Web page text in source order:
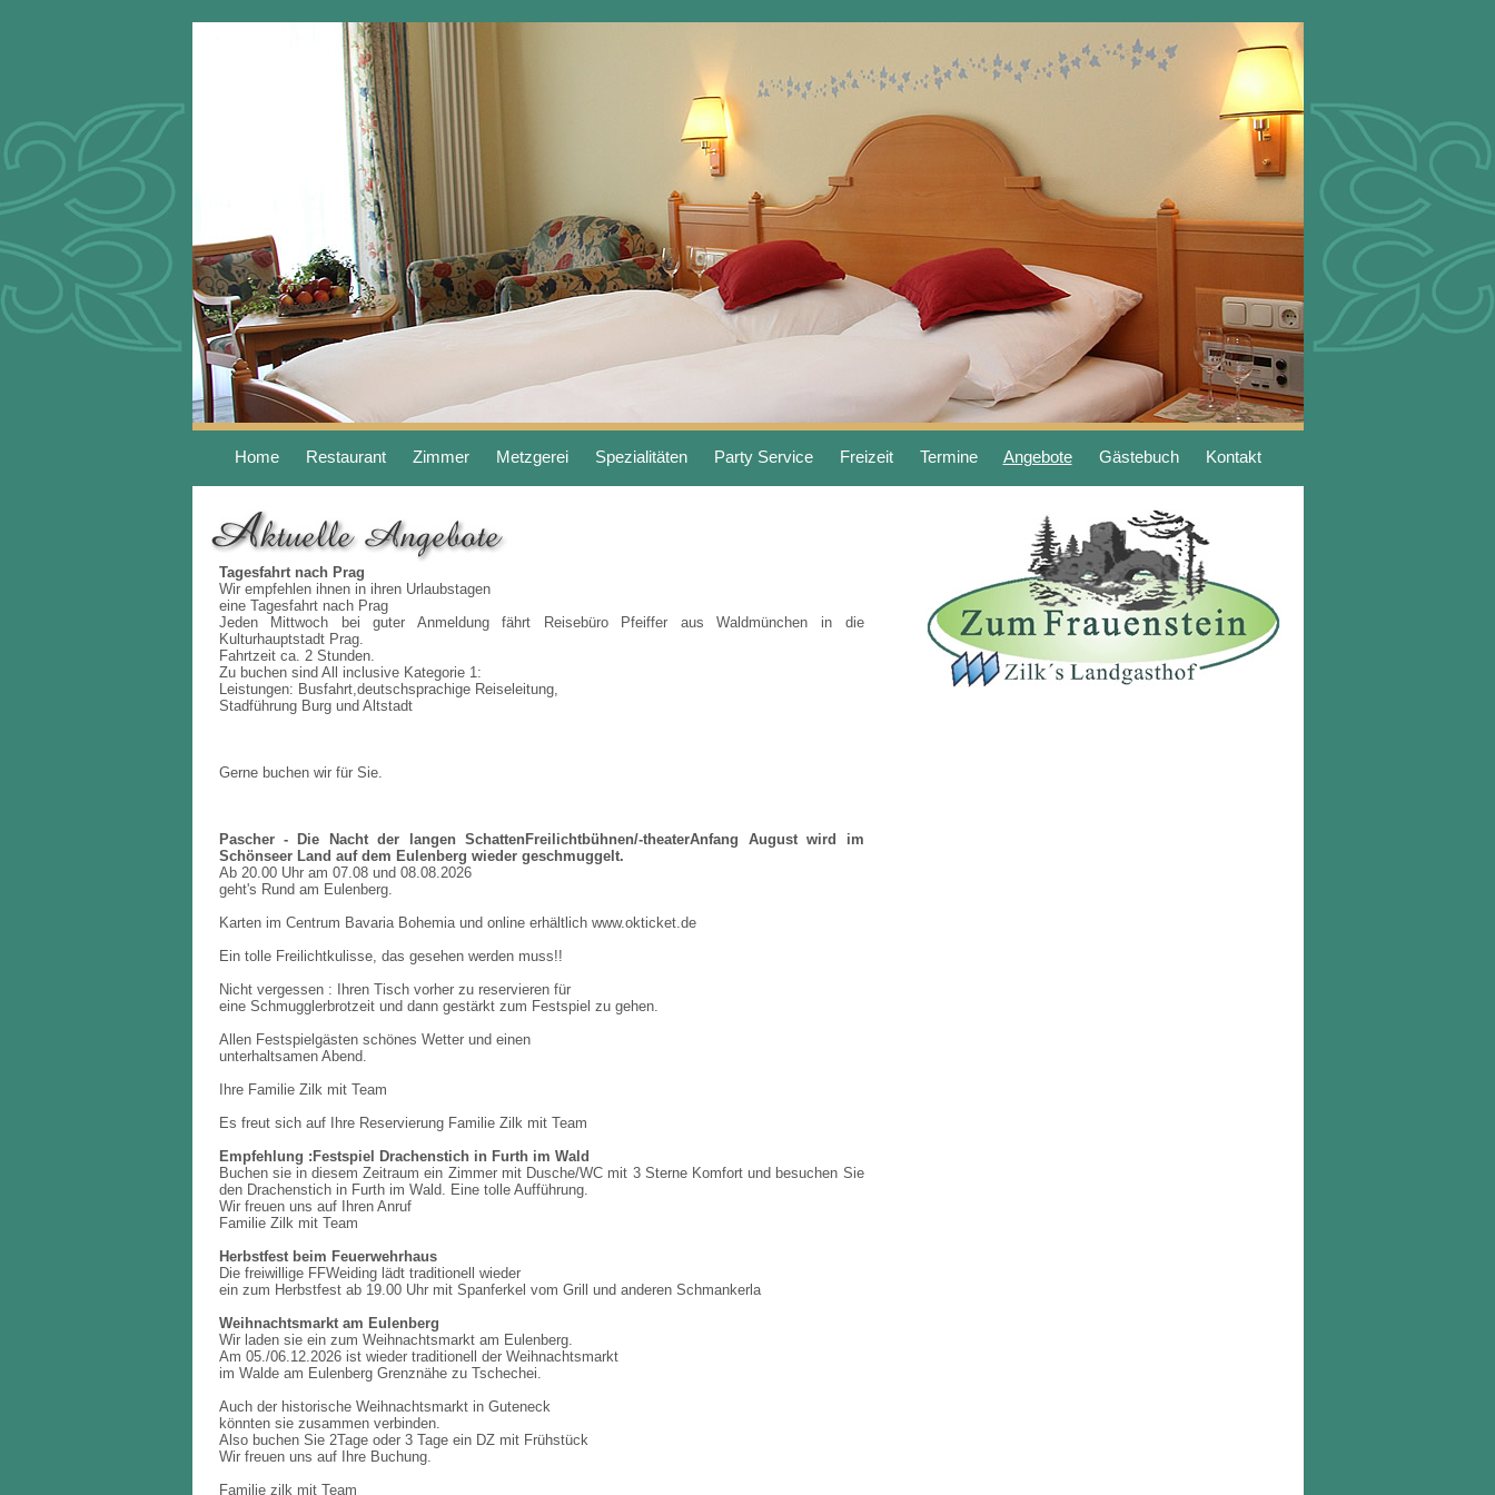
Home Restaurant Zimmer Metzgerei Spezialitäten Party Service Freizeit Termine Angebote Gästebuch Kontakt
Tagesfahrt nach Prag
Wir empfehlen ihnen in ihren Urlaubstagen
eine Tagesfahrt nach Prag
Jeden Mittwoch bei guter Anmeldung fährt Reisebüro Pfeiffer aus Waldmünchen in die
Kulturhauptstadt Prag.
Fahrtzeit ca. 2 Stunden.
Zu buchen sind All inclusive Kategorie 1:
Leistungen: Busfahrt,deutschsprachige Reiseleitung,
Stadführung Burg und Altstadt
Gerne buchen wir für Sie.
Pascher - Die Nacht der langen SchattenFreilichtbühnen/-theaterAnfang August wird im
Schönseer Land auf dem Eulenberg wieder geschmuggelt.
Ab 20.00 Uhr am 07.08 und 08.08.2026
geht's Rund am Eulenberg.
Karten im Centrum Bavaria Bohemia und online erhältlich www.okticket.de
Ein tolle Freilichtkulisse, das gesehen werden muss!!
Nicht vergessen : Ihren Tisch vorher zu reservieren für
eine Schmugglerbrotzeit und dann gestärkt zum Festspiel zu gehen.
Allen Festspielgästen schönes Wetter und einen
unterhaltsamen Abend.
Ihre Familie Zilk mit Team
Es freut sich auf Ihre Reservierung Familie Zilk mit Team
Empfehlung :Festspiel Drachenstich in Furth im Wald
Buchen sie in diesem Zeitraum ein Zimmer mit Dusche/WC mit 3 Sterne Komfort und besuchen Sie
den Drachenstich in Furth im Wald. Eine tolle Aufführung.
Wir freuen uns auf Ihren Anruf
Familie Zilk mit Team
Herbstfest beim Feuerwehrhaus
Die freiwillige FFWeiding lädt traditionell wieder
ein zum Herbstfest ab 19.00 Uhr mit Spanferkel vom Grill und anderen Schmankerla
Weihnachtsmarkt am Eulenberg
Wir laden sie ein zum Weihnachtsmarkt am Eulenberg.
Am 05./06.12.2026 ist wieder traditionell der Weihnachtsmarkt
im Walde am Eulenberg Grenznähe zu Tschechei.
Auch der historische Weihnachtsmarkt in Guteneck
könnten sie zusammen verbinden.
Also buchen Sie 2Tage oder 3 Tage ein DZ mit Frühstück
Wir freuen uns auf Ihre Buchung.
Familie zilk mit Team